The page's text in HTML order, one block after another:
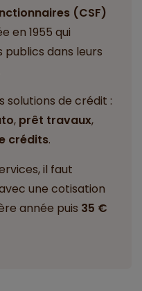
(CSF)
en 1955 qui
dans leurs
solutions de crédit :
, prêt travaux,
crédits.
il faut
une cotisation
année puis 35 €